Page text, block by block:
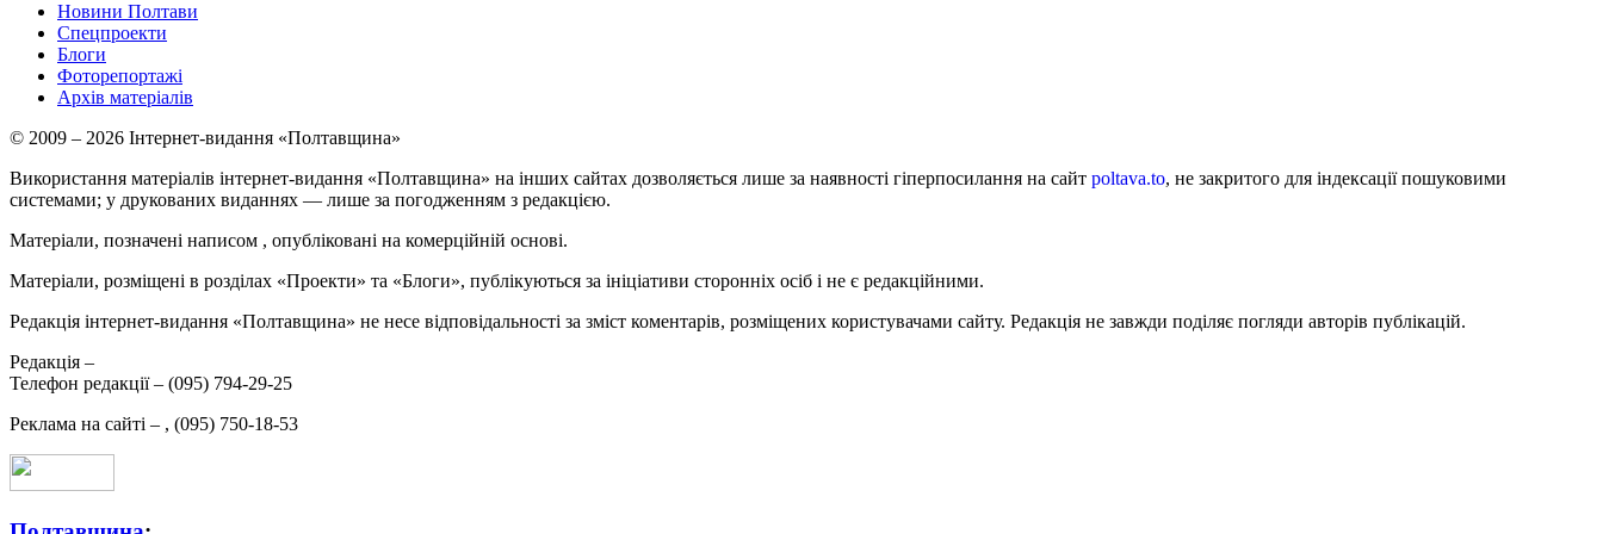
Новини Полтави
Спецпроекти
Блоги
Фоторепортажі
Архів матеріалів
© 2009 – 2026 Інтернет-видання «Полтавщина»
Використання матеріалів інтернет-видання «Полтавщина» на інших сайтах дозволяється лише за наявності гіперпосилання на сайт poltava.to, не закритого для індексації пошуковими
системами; у друкованих виданнях — лише за погодженням з редакцією.
Матеріали, позначені написом , опубліковані на комерційній основі.
Матеріали, розміщені в розділах «Проекти» та «Блоги», публікуються за ініціативи сторонніх осіб і не є редакційними.
Редакція інтернет-видання «Полтавщина» не несе відповідальності за зміст коментарів, розміщених користувачами сайту. Редакція не завжди поділяє погляди авторів публікацій.
Редакція –
Телефон редакції – (095) 794-29-25
Реклама на сайті – , (095) 750-18-53